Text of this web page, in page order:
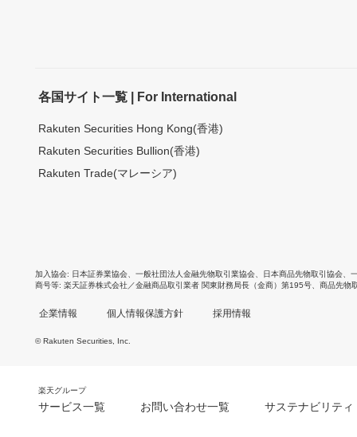
各国サイト一覧 | For International
Rakuten Securities Hong Kong(香港)
Rakuten Securities Bullion(香港)
Rakuten Trade(マレーシア)
加入協会 日本証券業協会 一般社団法人金融先物取引業協会 日本商品先物取引協会
商号等 楽天証券株式会社／金融商品取引業者 関東財務局長（金商）第195号、商品先物
企業情報 個人情報保護方針 採用情報
© Rakuten Securities, Inc.
楽天グループ
サービス一覧 お問い合わせ一覧 サステナビリティ